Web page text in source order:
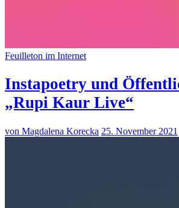
Feuilleton im Internet
Instapoetry und
„Rupi Kaur Live“
von Magdalena Korecka 25. November 2021